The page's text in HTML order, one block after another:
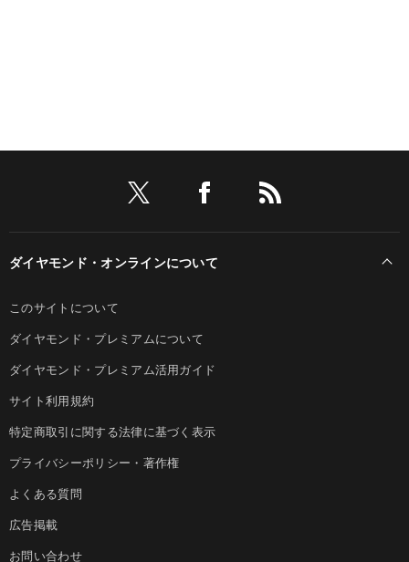
ダイヤモンド・オンラインについて
このサイトについて
ダイヤモンド・プレミアムについて
ダイヤモンド・プレミアム活用ガイド
サイト利用規約
特定商取引に関する法律に基づく表示
プライバシーポリシー・著作権
よくある質問
広告掲載
お問い合わせ